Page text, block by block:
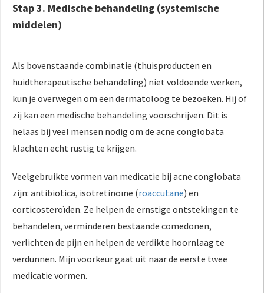
Stap 3. Medische behandeling (systemische
middelen)
Als bovenstaande combinatie (thuisproducten en
huidtherapeutische behandeling) niet voldoende werken,
kun je overwegen om een dermatoloog te bezoeken. Hij of
zij kan een medische behandeling voorschrijven. Dit is
helaas bij veel mensen nodig om de acne conglobata
klachten echt rustig te krijgen.
Veelgebruikte vormen van medicatie bij acne conglobata
zijn: antibiotica, isotretinoïne (roaccutane) en
corticosteroïden. Ze helpen de ernstige ontstekingen te
behandelen, verminderen bestaande comedonen,
verlichten de pijn en helpen de verdikte hoornlaag te
verdunnen. Mijn voorkeur gaat uit naar de eerste twee
medicatie vormen.